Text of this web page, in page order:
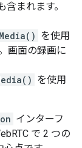
まれます。
を使用
画面の録画に
を使用
インターフ
で 2 つの